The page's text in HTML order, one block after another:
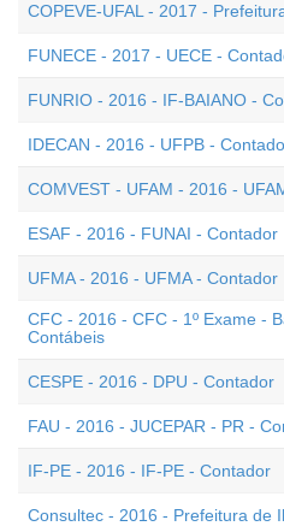
COPEVE-UFAL - 2017 -
FUNECE - 2017 - UECE -
FUNRIO - 2016 - IF-BAIANO -
IDECAN - 2016 - UFPB -
COMVEST - UFAM - 2016 -
ESAF - 2016 - FUNAI - Contador
UFMA - 2016 - UFMA - Contador
CFC - 2016 - CFC - 1º Exame -
Contábeis
CESPE - 2016 - DPU - Contador
FAU - 2016 - JUCEPAR - PR -
IF-PE - 2016 - IF-PE - Contador
Consultec - 2016 - Prefeitura de